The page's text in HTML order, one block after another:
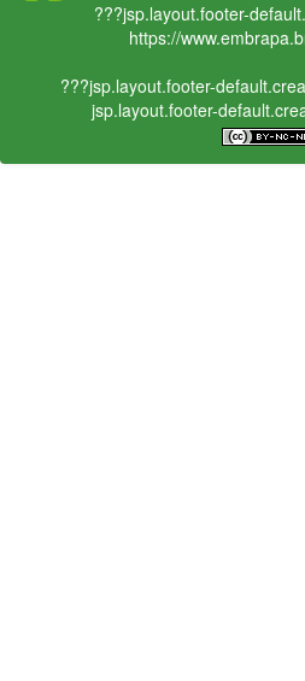
???jsp.layout.footer-
https://
???jsp.layout.footer-
jsp.layout.footer-